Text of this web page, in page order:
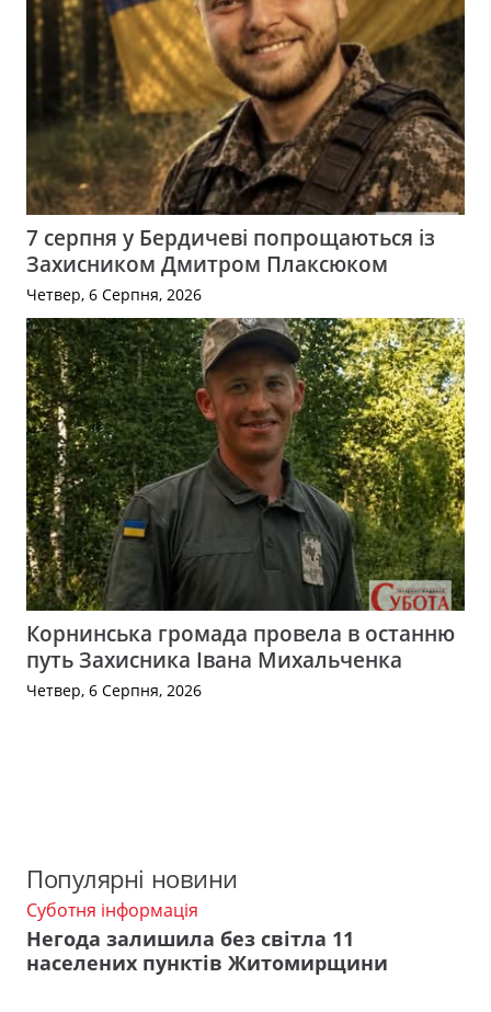
7 серпня у Бердичеві попрощаються із
Захисником Дмитром Плаксюком
Четвер, 6 Серпня, 2026
Корнинська громада провела в останню
путь Захисника Івана Михальченка
Четвер, 6 Серпня, 2026
Популярні новини
Суботня інформація
Негода залишила без світла 11
населених пунктів Житомирщини